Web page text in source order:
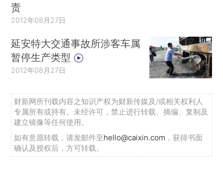
责
2012年08月27日
延安特大交通事故所涉客车属
暂停生产类型
2012年08月27日
财新网所刊载内容之知识产权为财新传媒及/或相关权利人
专属所有或持有。未经许可，禁止进行转载、摘编、复制及
建立镜像等任何使用。
如有意愿转载，请发邮件至hello@caixin.com ，获得书面
确认及授权后，方可转载。